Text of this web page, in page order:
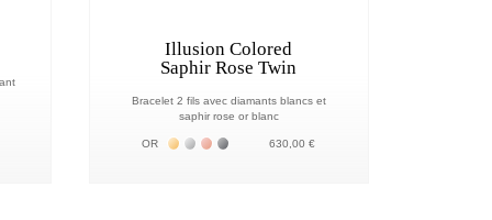
Illusion Colored
Saphir Rose Twin
Bracelet 2 fils avec diamants blancs et
saphir rose or blanc
OR Жёлтое золото 18К
Белое золото 18К
Розовое золото 18К
Чёрное золото 18К
630,00 €